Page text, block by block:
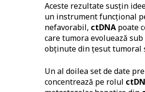
Aceste rezultate susțin
un instrument funcțional
nefavorabil, ctDNA poate
care tumora evoluează
obținute din țesut tumoral
Un al doilea set de date
concentrează pe rolul